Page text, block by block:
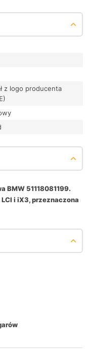
z logo producenta
BMW 51118081199.
LCI i iX3, przeznaczona